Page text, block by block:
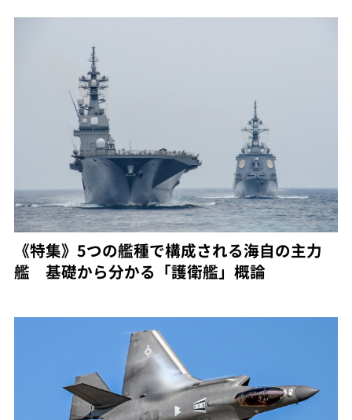
《特集》5つの艦種で構成される海自の主力
艦 基礎から分かる「護衛艦」概論